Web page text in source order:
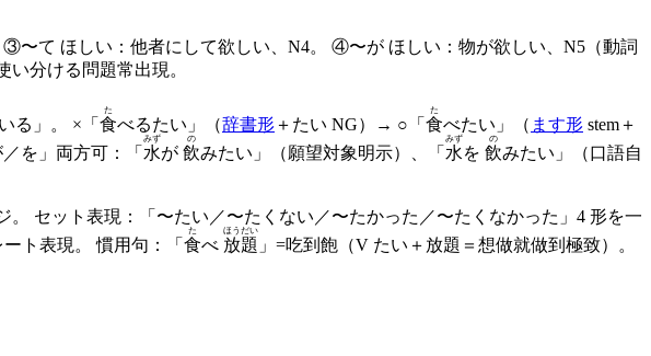
て ほしい：他者にして欲しい、N4。 ④〜が ほしい：物が欲しい、N5（動詞
分ける問題常出現。
る」。 ×「 食
た
べるたい」（辞書形＋たい NG）→ ○「 食
た
べたい」（ ます形 stem＋
／を」両方可：「 水
みず
が 飲
の
みたい」（願望対象明示）、「 水
みず
を 飲
の
みたい」（口語自
セット表現：「〜たい／〜たくない／〜たかった／〜たくなかった」4 形を一
ト表現。 慣用句：「 食
た
べ 放題
ほうだい
」=吃到飽（V たい＋放題＝想做就做到極致）。